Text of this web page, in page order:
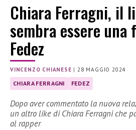
Chiara Ferragni, il
sembra essere una
Fedez
VINCENZO CHIANESE |28 MAGGIO 2024
CHIARA FERRAGNI FEDEZ
Dopo aver commentato la nuova
un altro like di Chiara Ferragni che
al rapper